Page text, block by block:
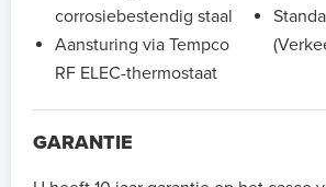
corrosiebestendig staal
Aansturing via Tempco
RF ELEC-thermostaat
GARANTIE